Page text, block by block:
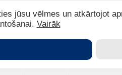
jūsu vēlmes un atkārtojot
Vairāk